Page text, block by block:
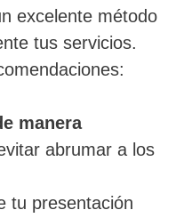
excelente método
tus servicios.
manera
abrumar a los
tu presentación